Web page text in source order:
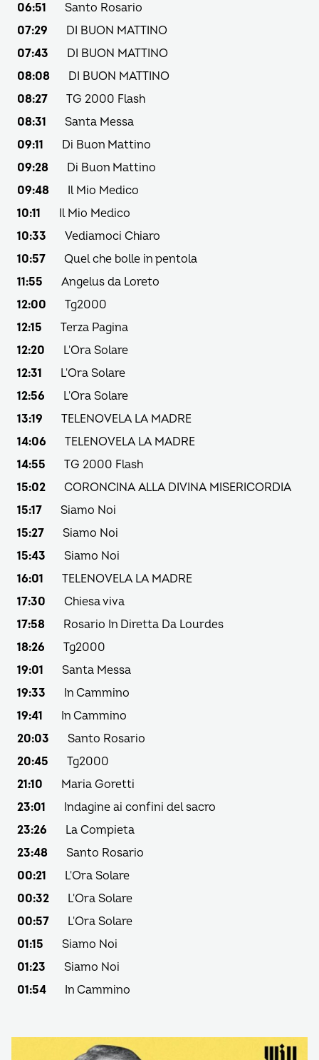
06:51
Santo Rosario
07:29
DI BUON MATTINO
07:43
DI BUON MATTINO
08:08
DI BUON MATTINO
08:27
TG 2000 Flash
08:31
Santa Messa
09:11
Di Buon Mattino
09:28
Di Buon Mattino
09:48
Il Mio Medico
10:11
Il Mio Medico
10:33
Vediamoci Chiaro
10:57
Quel che bolle in pentola
11:55
Angelus da Loreto
12:00
Tg2000
12:15
Terza Pagina
12:20
L'Ora Solare
12:31
L'Ora Solare
12:56
L'Ora Solare
13:19
TELENOVELA LA MADRE
14:06
TELENOVELA LA MADRE
14:55
TG 2000 Flash
15:02
CORONCINA ALLA DIVINA MISERICORDIA
15:17
Siamo Noi
15:27
Siamo Noi
15:43
Siamo Noi
16:01
TELENOVELA LA MADRE
17:30
Chiesa viva
17:58
Rosario In Diretta Da Lourdes
18:26
Tg2000
19:01
Santa Messa
19:33
In Cammino
19:41
In Cammino
20:03
Santo Rosario
20:45
Tg2000
21:10
Maria Goretti
23:01
Indagine ai confini del sacro
23:26
La Compieta
23:48
Santo Rosario
00:21
L'Ora Solare
00:32
L'Ora Solare
00:57
L'Ora Solare
01:15
Siamo Noi
01:23
Siamo Noi
01:54
In Cammino